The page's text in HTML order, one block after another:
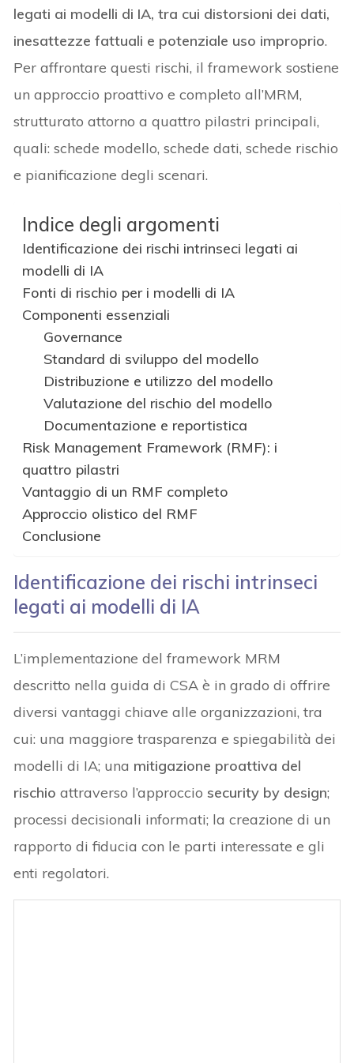
legati ai modelli di IA, tra cui distorsioni dei dati,
inesattezze fattuali e potenziale uso improprio.
Per affrontare questi rischi, il framework sostiene
un approccio proattivo e completo all’MRM,
strutturato attorno a quattro pilastri principali,
quali: schede modello, schede dati, schede rischio
e pianificazione degli scenari.
Indice degli argomenti
Identificazione dei rischi intrinseci legati ai
modelli di IA
Fonti di rischio per i modelli di IA
Componenti essenziali
Governance
Standard di sviluppo del modello
Distribuzione e utilizzo del modello
Valutazione del rischio del modello
Documentazione e reportistica
Risk Management Framework (RMF): i
quattro pilastri
Vantaggio di un RMF completo
Approccio olistico del RMF
Conclusione
Identificazione dei rischi intrinseci
legati ai modelli di IA
L’implementazione del framework MRM
descritto nella guida di CSA è in grado di offrire
diversi vantaggi chiave alle organizzazioni, tra
cui: una maggiore trasparenza e spiegabilità dei
modelli di IA; una mitigazione proattiva del
rischio attraverso l’approccio security by design;
processi decisionali informati; la creazione di un
rapporto di fiducia con le parti interessate e gli
enti regolatori.